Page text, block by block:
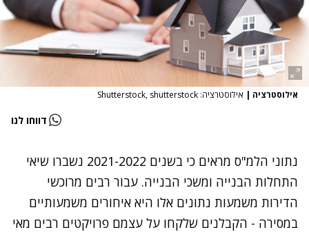
אילוסטרציה | אילוסטרציה: Shutterstock, shutterstock
דווחו לנו
נתוני הלמ"ס מראים כי בשנים 2021-2022 נשברו שיאי
התחלות הבנייה ומשכי הבנייה. עבור רבים מרוכשי
הדירות משמעות נתונים אלו היא איחורים משמעותיים
במסירה - הקבלנים שלקחו על עצמם פרויקטים רבים מאי